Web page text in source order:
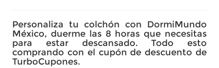
Personaliza tu colchón con DormiMundo
México, duerme las 8 horas que necesitas
para estar descansado. Todo esto
comprando con el cupón de descuento de
TurboCupones.